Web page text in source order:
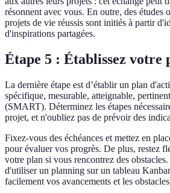
résonnent avec vous. En outre, des études
projets de vie réussis sont initiés à partir
d'inspirations partagées.
Étape 5 : Établissez votre
La dernière étape est d’établir un plan
spécifique, mesurable, atteignable,
(SMART). Déterminez les étapes
projet, et n'oubliez pas de prévoir des
Fixez-vous des échéances et mettez en
pour évaluer vos progrès. De plus, restez
votre plan si vous rencontrez des
d'utiliser un planning sur un tableau
facilement vos avancements et les